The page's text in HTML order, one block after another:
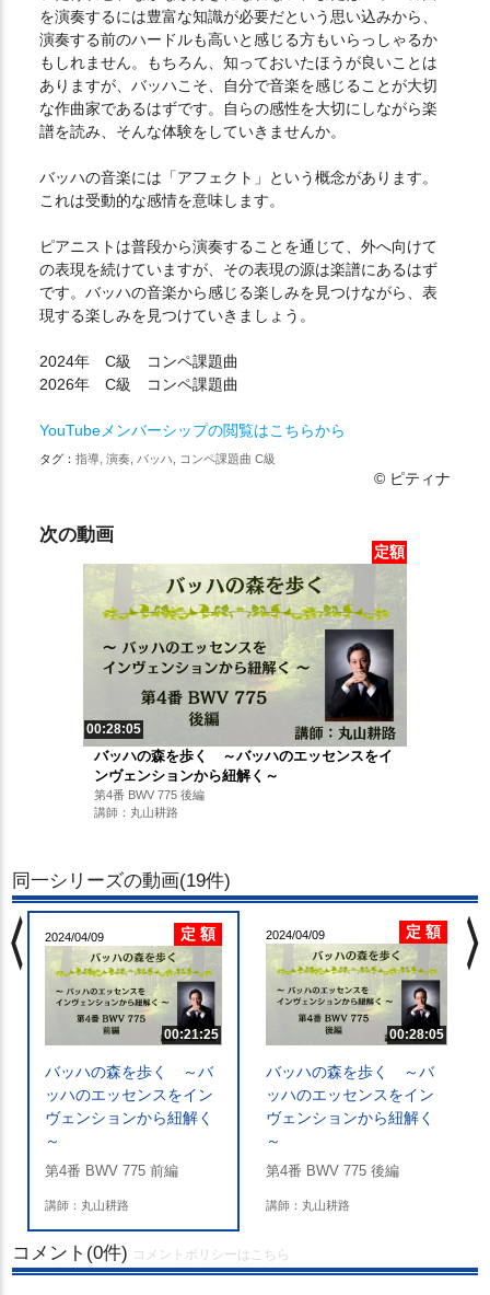
を演奏するには豊富な知識が必要だという思い込みから、
演奏する前のハードルも高いと感じる方もいらっしゃるか
もしれません。もちろん、知っておいたほうが良いことは
ありますが、バッハこそ、自分で音楽を感じることが大切
な作曲家であるはずです。自らの感性を大切にしながら楽
譜を読み、そんな体験をしていきませんか。
バッハの音楽には「アフェクト」という概念があります。
これは受動的な感情を意味します。
ピアニストは普段から演奏することを通じて、外へ向けて
の表現を続けていますが、その表現の源は楽譜にあるはず
です。バッハの音楽から感じる楽しみを見つけながら、表
現する楽しみを見つけていきましょう。
2024年 C級 コンペ課題曲
2026年 C級 コンペ課題曲
YouTubeメンバーシップの閲覧はこちらから
タグ： 指導, 演奏, バッハ, コンペ課題曲 C級
© ピティナ
次の動画
定額
00:28:05
バッハの森を歩く ～バッハのエッセンスをイ
ンヴェンションから紐解く～
第4番 BWV 775 後編
講師：丸山耕路
同一シリーズの動画(19件)
2024/04/09 定 額
00:21:25
バッハの森を歩く ～バ
ッハのエッセンスをイン
ヴェンションから紐解く
～
第4番 BWV 775 前編
講師：丸山耕路
2024/04/09 定 額
00:28:05
バッハの森を歩く ～バ
ッハのエッセンスをイン
ヴェンションから紐解く
～
第4番 BWV 775 後編
講師：丸山耕路
chevron_left chevron_right
コメント(0件) コメントポリシーはこちら